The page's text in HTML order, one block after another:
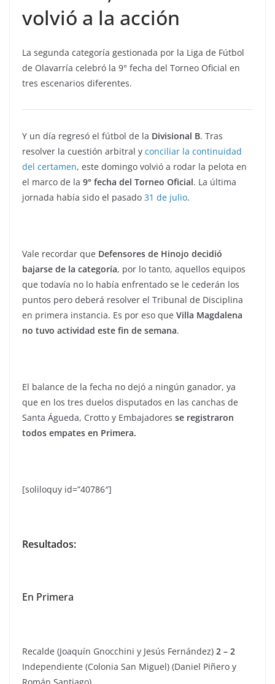
volvió a la acción
La segunda categoría gestionada por la Liga de Fútbol
de Olavarría celebró la 9° fecha del Torneo Oficial en
tres escenarios diferentes.
Y un día regresó el fútbol de la Divisional B. Tras
resolver la cuestión arbitral y conciliar la continuidad
del certamen, este domingo volvió a rodar la pelota en
el marco de la 9° fecha del Torneo Oficial. La última
jornada había sido el pasado 31 de julio.
Vale recordar que Defensores de Hinojo decidió
bajarse de la categoría, por lo tanto, aquellos equipos
que todavía no lo había enfrentado se le cederán los
puntos pero deberá resolver el Tribunal de Disciplina
en primera instancia. Es por eso que Villa Magdalena
no tuvo actividad este fin de semana.
El balance de la fecha no dejó a ningún ganador, ya
que en los tres duelos disputados en las canchas de
Santa Águeda, Crotto y Embajadores se registraron
todos empates en Primera.
[soliloquy id=”40786″]
Resultados:
En Primera
Recalde (Joaquín Gnocchini y Jesús Fernández) 2 – 2
Independiente (Colonia San Miguel) (Daniel Piñero y